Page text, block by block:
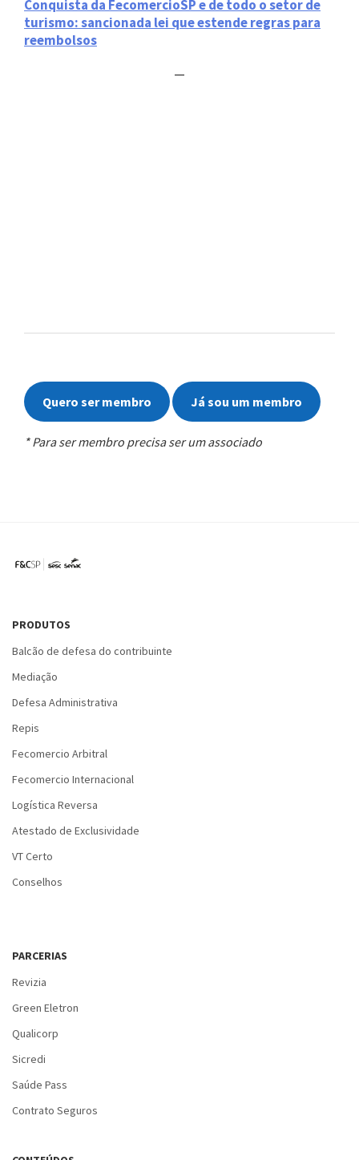
Conquista da FecomercioSP e de todo o setor de
turismo: sancionada lei que estende regras para
reembolsos
—
Quero ser membro Já sou um membro
* Para ser membro precisa ser um associado
PRODUTOS
Balcão de defesa do contribuinte
Mediação
Defesa Administrativa
Repis
Fecomercio Arbitral
Fecomercio Internacional
Logística Reversa
Atestado de Exclusividade
VT Certo
Conselhos
PARCERIAS
Revizia
Green Eletron
Qualicorp
Sicredi
Saúde Pass
Contrato Seguros